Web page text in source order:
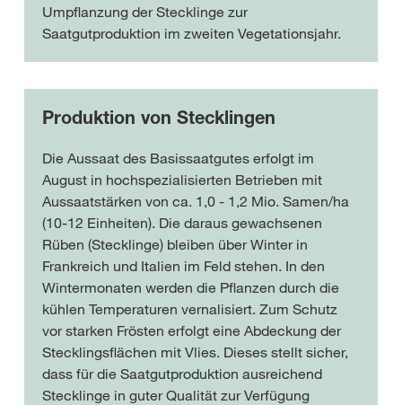
Umpflanzung der Stecklinge zur
Saatgutproduktion im zweiten Vegetationsjahr.
Produktion von Stecklingen
Die Aussaat des Basissaatgutes erfolgt im
August in hochspezialisierten Betrieben mit
Aussaatstärken von ca. 1,0 - 1,2 Mio. Samen/ha
(10-12 Einheiten). Die daraus gewachsenen
Rüben (Stecklinge) bleiben über Winter in
Frankreich und Italien im Feld stehen. In den
Wintermonaten werden die Pflanzen durch die
kühlen Temperaturen vernalisiert. Zum Schutz
vor starken Frösten erfolgt eine Abdeckung der
Stecklingsflächen mit Vlies. Dieses stellt sicher,
dass für die Saatgutproduktion ausreichend
Stecklinge in guter Qualität zur Verfügung